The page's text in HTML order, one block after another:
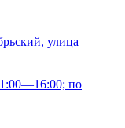
улица
по